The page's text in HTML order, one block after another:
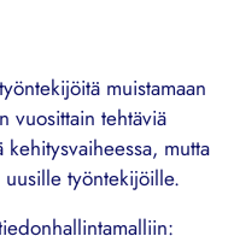
muistamaan
vuosittain tehtäviä
mutta
työntekijöille.